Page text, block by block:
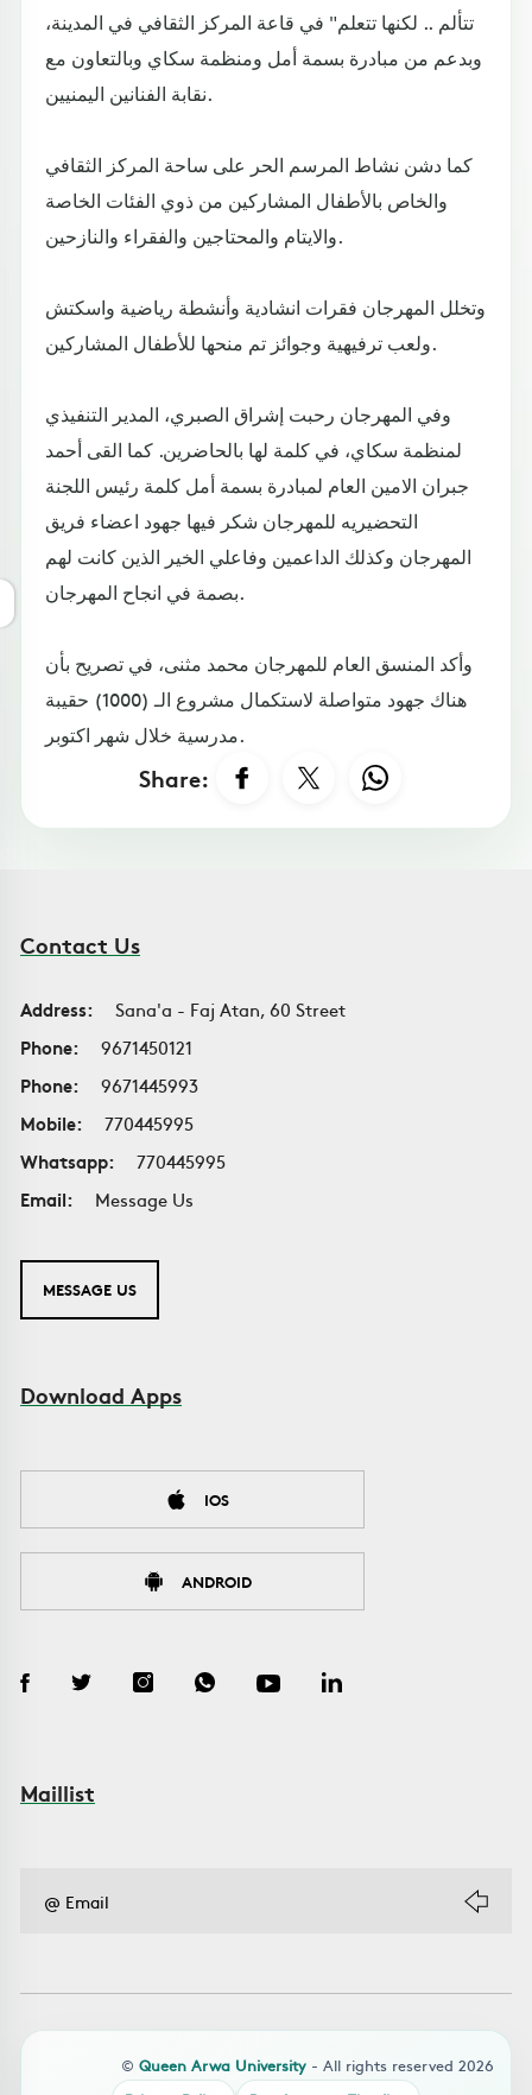
تتألم .. لكنها تتعلم" في قاعة المركز الثقافي في المدينة،
وبدعم من مبادرة بسمة أمل ومنظمة سكاي وبالتعاون مع
نقابة الفنانين اليمنيين.
كما دشن نشاط المرسم الحر على ساحة المركز الثقافي
والخاص بالأطفال المشاركين من ذوي الفئات الخاصة
والايتام والمحتاجين والفقراء والنازحين.
وتخلل المهرجان فقرات انشادية وأنشطة رياضية واسكتش
ولعب ترفيهية وجوائز تم منحها للأطفال المشاركين.
وفي المهرجان رحبت إشراق الصبري، المدير التنفيذي
لمنظمة سكاي، في كلمة لها بالحاضرين. كما القى أحمد
جبران الامين العام لمبادرة بسمة أمل كلمة رئيس اللجنة
التحضيريه للمهرجان شكر فيها جهود اعضاء فريق
المهرجان وكذلك الداعمين وفاعلي الخير الذين كانت لهم
بصمة في انجاح المهرجان.
وأكد المنسق العام للمهرجان محمد مثنى، في تصريح بأن
هناك جهود متواصلة لاستكمال مشروع الـ (1000) حقيبة
مدرسية خلال شهر اكتوبر.
Share:
Contact Us
Address:
Sana'a - Faj Atan, 60 Street
Phone:
9671450121
Phone:
9671445993
Mobile:
770445995
Whatsapp:
770445995
Email:
Message Us
MESSAGE US
Download Apps
IOS
ANDROID
Maillist
© Queen Arwa University - All rights reserved 2026